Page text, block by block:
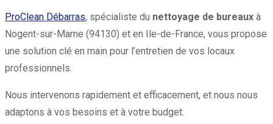
ProClean Débarras, spécialiste du nettoyage de bureaux à
Nogent-sur-Marne (94130) et en Ile-de-France, vous propose
une solution clé en main pour l’entretien de vos locaux
professionnels.
Nous intervenons rapidement et efficacement, et nous nous
adaptons à vos besoins et à votre budget.